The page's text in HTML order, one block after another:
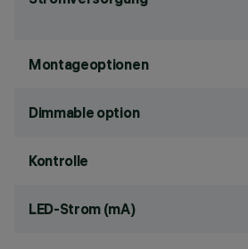
Montageoptionen
Dimmable option
Kontrolle
LED-Strom (mA)